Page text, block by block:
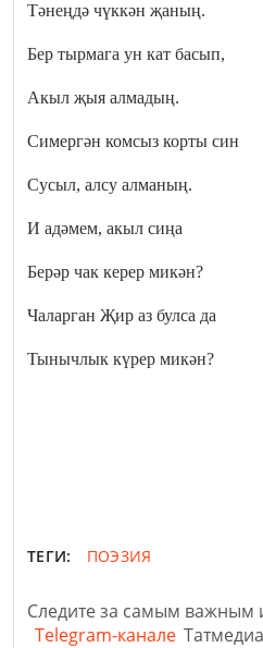
Тәнеңдә чүккән җаның.
Бер тырмага ун кат басып,
Акыл җыя алмадың.
Симергән комсыз корты син
Сусыл, алсу алманың.
И адәмем, акыл сиңа
Берәр чак керер микән?
Чаларган Җир аз булса да
Тынычлык күрер микән?
ТЕГИ: ПОЭЗИЯ
Следите за самым важным
Telegram-канале Татмедиа